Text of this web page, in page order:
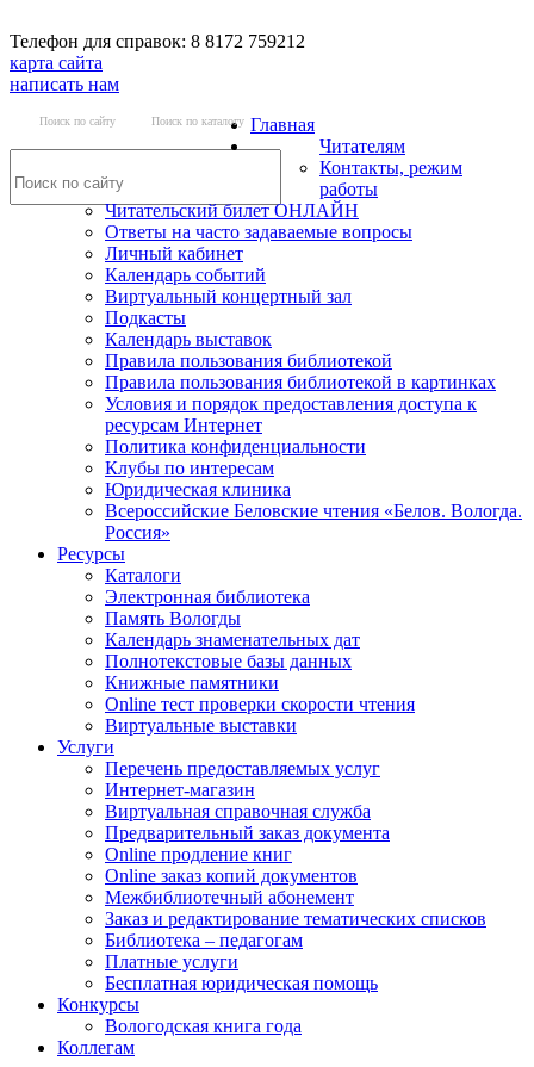
Телефон для справок: 8 8172 759212
карта сайта
написать нам
Поиск по сайту Поиск по каталогу Главная
Читателям
Контакты, режим
работы
Читательский билет ОНЛАЙН
Ответы на часто задаваемые вопросы
Личный кабинет
Календарь событий
Виртуальный концертный зал
Подкасты
Календарь выставок
Правила пользования библиотекой
Правила пользования библиотекой в картинках
Условия и порядок предоставления доступа к
ресурсам Интернет
Политика конфиденциальности
Клубы по интересам
Юридическая клиника
Всероссийские Беловские чтения «Белов. Вологда.
Россия»
Ресурсы
Каталоги
Электронная библиотека
Память Вологды
Календарь знаменательных дат
Полнотекстовые базы данных
Книжные памятники
Online тест проверки скорости чтения
Виртуальные выставки
Услуги
Перечень предоставляемых услуг
Интернет-магазин
Виртуальная справочная служба
Предварительный заказ документа
Online продление книг
Online заказ копий документов
Межбиблиотечный абонемент
Заказ и редактирование тематических списков
Библиотека – педагогам
Платные услуги
Бесплатная юридическая помощь
Конкурсы
Вологодская книга года
Коллегам